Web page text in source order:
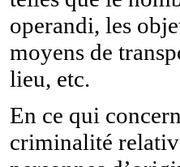
operandi, les
moyens de
lieu, etc.
En ce qui
criminalité